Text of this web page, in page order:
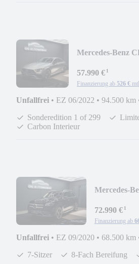
Mercedes-Benz
57.990 €¹
Finanzierung ab 526 € mtl.
Unfallfrei • EZ 06/2022 • 94.500 km
Sonderedition 1 of 299
Carbon Interieur
Mercedes-
72.990 €¹
Finanzierung ab
Unfallfrei • EZ 09/2020 • 68.500 km
7-Sitzer
8-Fach Bereifung